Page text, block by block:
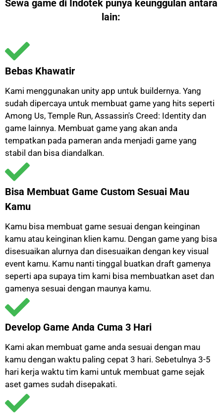
Sewa game di Indotek punya keunggulan antara
lain:
Bebas Khawatir
Kami menggunakan unity app untuk buildernya. Yang
sudah dipercaya untuk membuat game yang hits seperti
Among Us, Temple Run, Assassin's Creed: Identity dan
game lainnya. Membuat game yang akan anda
tempatkan pada pameran anda menjadi game yang
stabil dan bisa diandalkan.
Bisa Membuat Game Custom Sesuai Mau
Kamu
Kamu bisa membuat game sesuai dengan keinginan
kamu atau keinginan klien kamu. Dengan game yang bisa
disesuaikan alurnya dan disesuaikan dengan key visual
event kamu. Kamu nanti tinggal buatkan draft gamenya
seperti apa supaya tim kami bisa membuatkan aset dan
gamenya sesuai dengan maunya kamu.
Develop Game Anda Cuma 3 Hari
Kami akan membuat game anda sesuai dengan mau
kamu dengan waktu paling cepat 3 hari. Sebetulnya 3-5
hari kerja waktu tim kami untuk membuat game sejak
aset games sudah disepakati.